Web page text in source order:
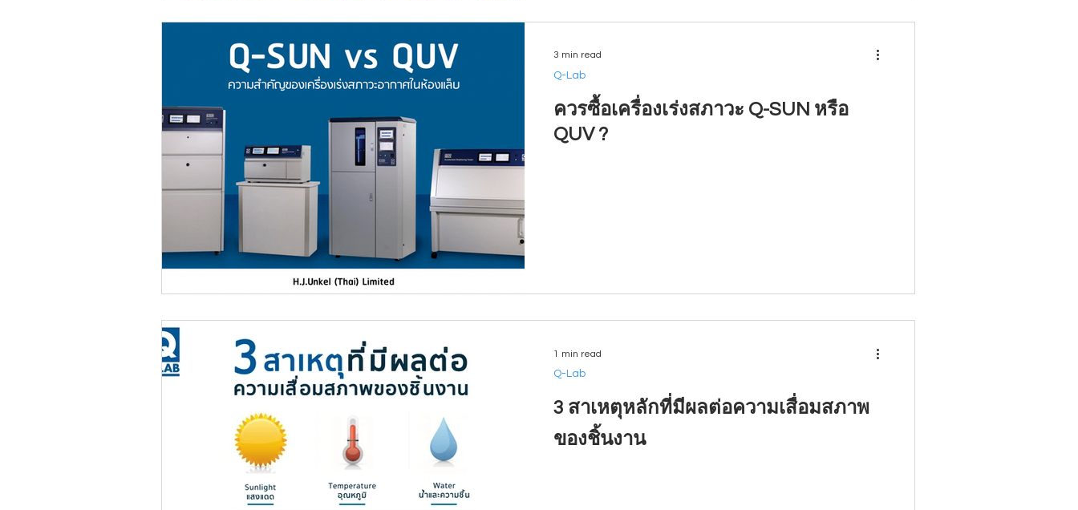
ควรซื้อเครื่องเร่งสภาวะ Q-SUN หรือ
QUV ?
Q-Lab
3 min read
3 สาเหตุหลักที่มีผลต่อความเสื่อมสภาพ
ของชิ้นงาน
Q-Lab
1 min read